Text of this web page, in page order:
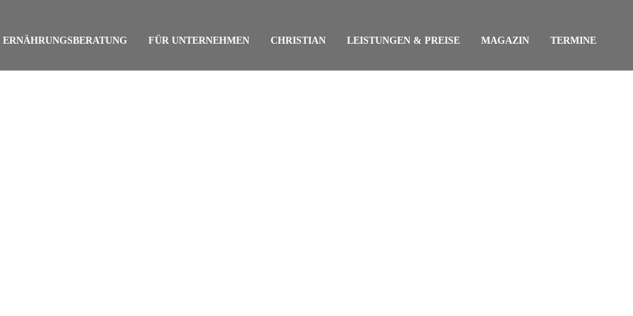
ERNÄHRUNGSBERATUNG FÜR UNTERNEHMEN CHRISTIAN LEISTUNGEN & PREISE MAGAZIN TERMINE